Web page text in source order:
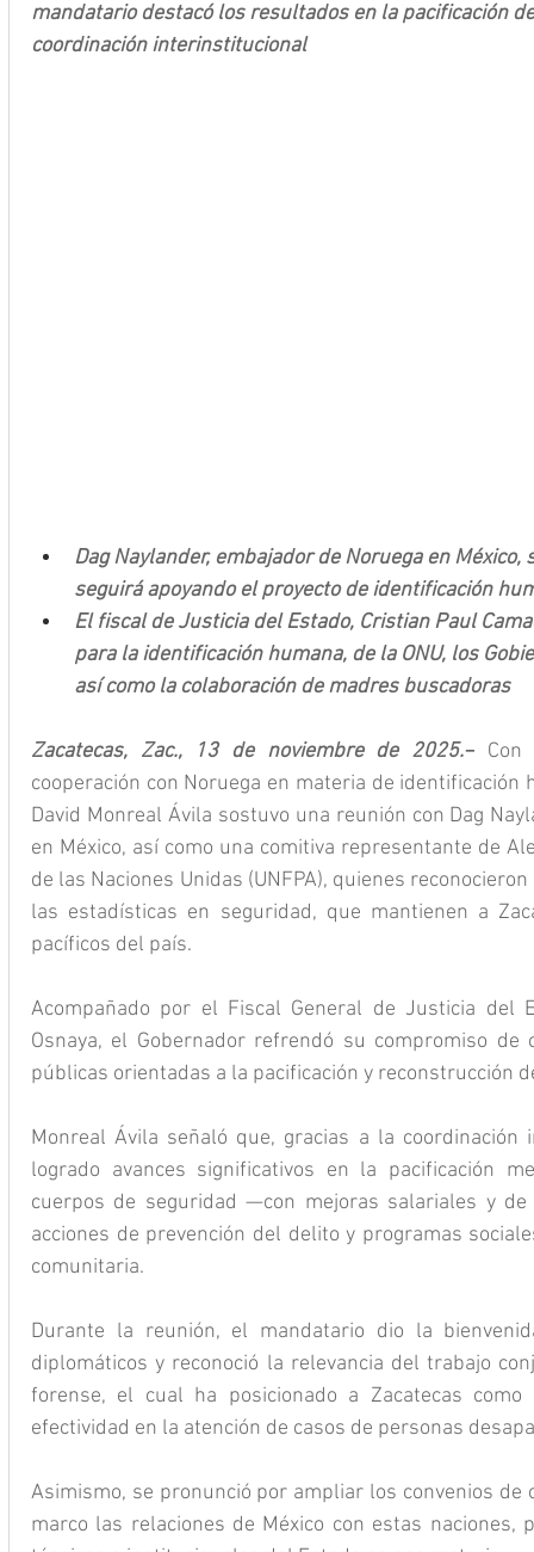
mandatario destacó los resultados en la pacificación
coordinación interinstitucional
Dag Naylander, embajador de Noruega en
seguirá apoyando el proyecto de identificación
El fiscal de Justicia del Estado, Cristian Paul
para la identificación humana, de la ONU, los
así como la colaboración de madres buscadoras
Zacatecas, Zac., 13 de noviembre de 2025.–
cooperación con Noruega en materia de identificación
David Monreal Ávila sostuvo una reunión con Dag
en México, así como una comitiva representante de
de las Naciones Unidas (UNFPA), quienes
las estadísticas en seguridad, que mantienen a
pacíficos del país.
Acompañado por el Fiscal General de Justicia del
Osnaya, el Gobernador refrendó su compromiso
públicas orientadas a la pacificación y reconstrucción
Monreal Ávila señaló que, gracias a la coordinación
logrado avances significativos en la pacificación
cuerpos de seguridad —con mejoras salariales y
acciones de prevención del delito y programas
comunitaria.
Durante la reunión, el mandatario dio la
diplomáticos y reconoció la relevancia del trabajo
forense, el cual ha posicionado a Zacatecas
efectividad en la atención de casos de personas
Asimismo, se pronunció por ampliar los convenios de
marco las relaciones de México con estas naciones,